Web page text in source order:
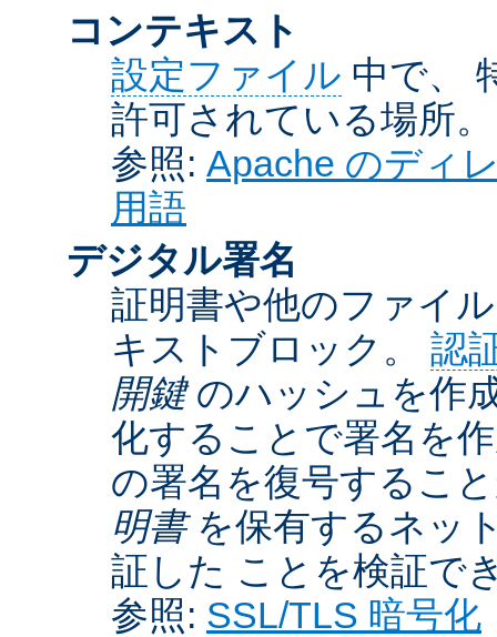
コンテキスト
設定ファイル 中で、
許可されている場所。
参照: Apache のディ
用語
デジタル署名
証明書や他のファイ
キストブロック。 認
開鍵のハッシュを作
化することで署名を
の署名を復号するこ
明書を保有するネッ
証した ことを検証で
参照: SSL/TLS 暗号化